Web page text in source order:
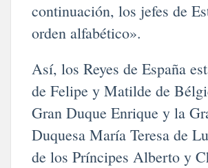
continuación, los jefes de
orden alfabético».
Así, los Reyes de España
de Felipe y Matilde de
Gran Duque Enrique y la
Duquesa María Teresa de
de los Príncipes Alberto y